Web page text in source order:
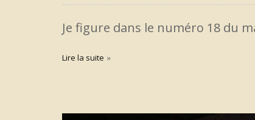
Je figure dans le numéro 18 du
Lire la suite